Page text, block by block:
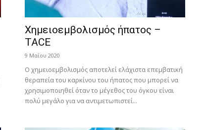
Χημειοεμβολισμός ήπατος –
TACE
9 Μαΐου 2020
Ο χημειοεμβολισμός αποτελεί ελάχιστα επεμβατική
θεραπεία του καρκίνου του ήπατος που μπορεί να
χρησιμοποιηθεί όταν το μέγεθος του όγκου είναι
πολύ μεγάλο για να αντιμετωπιστεί...